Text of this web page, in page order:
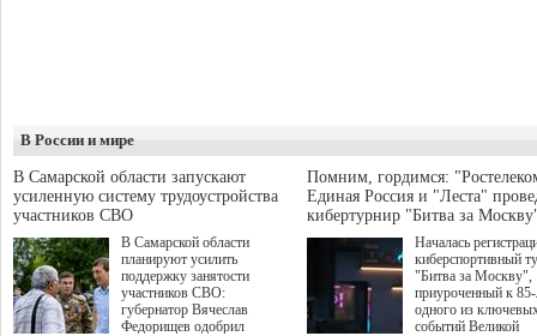
В России и мире
В Самарской области запускают
усиленную систему трудоустройства
участников СВО
В Самарской области
планируют усилить
поддержку занятости
участников СВО:
губернатор Вячеслав
Федорищев одобрил
Помним, гордимся:
Единая Россия и "Леста"
кибертурнир "Битва за
Началась
киберспортивный
"Битва за Москву",
приуроченный к
одного из
событий Великой